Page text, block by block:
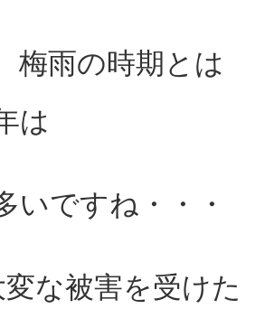
梅雨の時期とは
は
いですね・・・
な被害を受けた